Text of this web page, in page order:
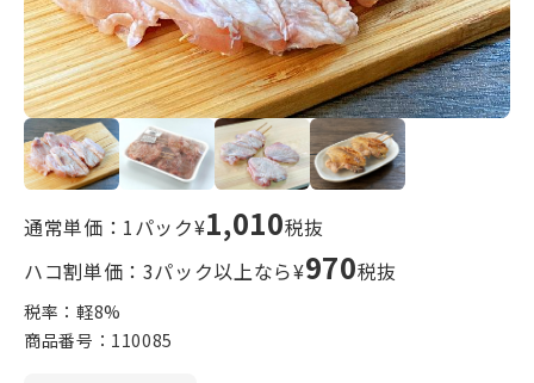
通常単価：1パック¥1,010税抜
ハコ割単価：3パック以上なら¥970税抜
税率：軽8%
商品番号： 110085